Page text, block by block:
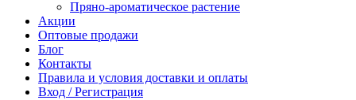
Пряно-ароматическое растение
Акции
Оптовые продажи
Блог
Контакты
Правила и условия доставки и оплаты
Вход / Регистрация